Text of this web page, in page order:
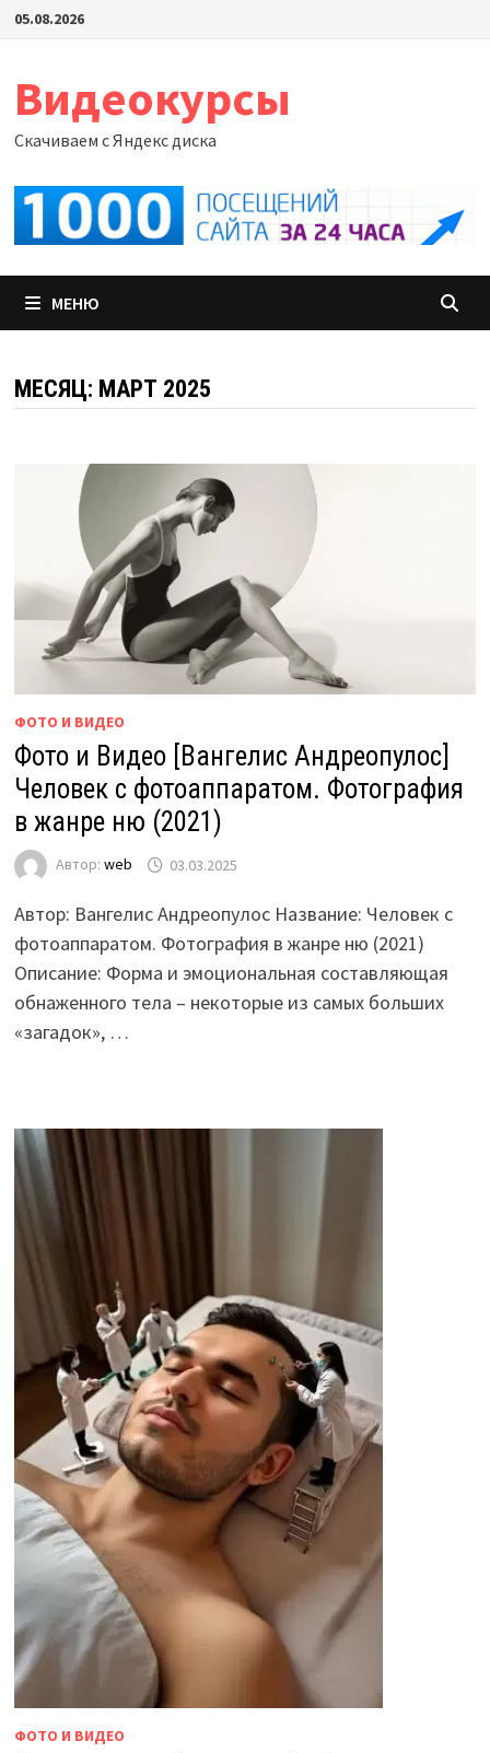
Перейти
05.08.2026
Видеокурсы
Скачиваем с Яндекс диска
МЕНЮ
МЕСЯЦ: МАРТ 2025
ФОТО И ВИДЕО
Фото и Видео [Вангелис Андреопулос]
Человек с фотоаппаратом. Фотография
в жанре ню (2021)
Автор: web 03.03.2025
Автор: Вангелис Андреопулос Название: Человек с
фотоаппаратом. Фотография в жанре ню (2021)
Описание: Форма и эмоциональная составляющая
обнаженного тела – некоторые из самых больших
«загадок», …
ФОТО И ВИДЕО